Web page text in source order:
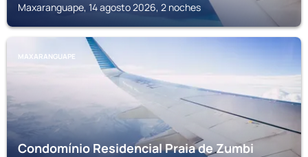
Maxaranguape, 14 agosto 2026, 2 noches
MAXARANGUAPE
Condomínio Residencial Praia de Zumbi